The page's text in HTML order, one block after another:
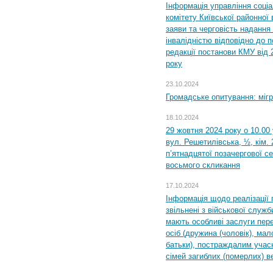
Інформація управління
комітету Київської
заяви та черговість надання
інвалідністю відповідно
редакції постанови КМУ
року
23.10.2024
Громадське опитування:
18.10.2024
29 жовтня 2024 року о 10.00
вул. Решетилівська, ½, кім.
п’ятнадцятої позачергової
восьмого скликання
17.10.2024
Інформація щодо
звільнені з військової
мають особливі заслуги
осіб (дружина (чоловік),
батьки), постраждалим
сімей загиблих (померлих)